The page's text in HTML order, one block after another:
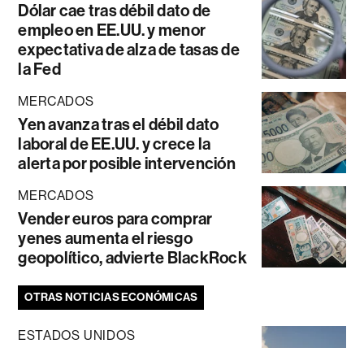
Dólar cae tras débil dato de
empleo en EE.UU. y menor
expectativa de alza de tasas de
la Fed
MERCADOS
Yen avanza tras el débil dato
laboral de EE.UU. y crece la
alerta por posible intervención
MERCADOS
Vender euros para comprar
yenes aumenta el riesgo
geopolítico, advierte BlackRock
OTRAS NOTICIAS ECONÓMICAS
ESTADOS UNIDOS